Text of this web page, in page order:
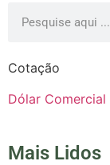
Cotação
Dólar Comercial
Mais Lidos